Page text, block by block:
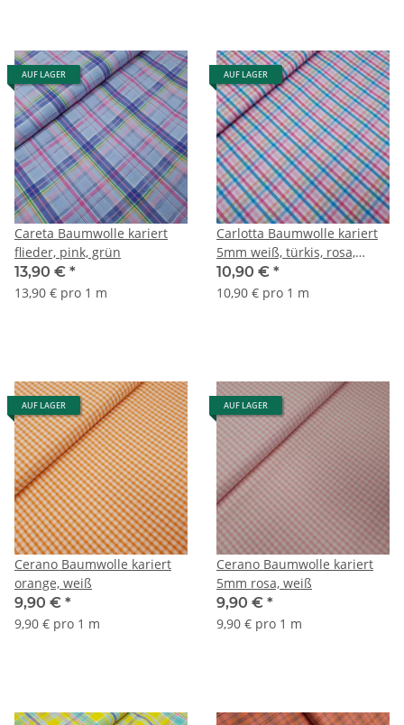
AUF LAGER
Careta Baumwolle kariert
flieder, pink, grün
13,90 € *
13,90 € pro 1 m
AUF LAGER
Carlotta Baumwolle kariert
5mm weiß, türkis, rosa,
orange, grün
10,90 € *
10,90 € pro 1 m
AUF LAGER
Cerano Baumwolle kariert
orange, weiß
9,90 € *
9,90 € pro 1 m
AUF LAGER
Cerano Baumwolle kariert
5mm rosa, weiß
9,90 € *
9,90 € pro 1 m